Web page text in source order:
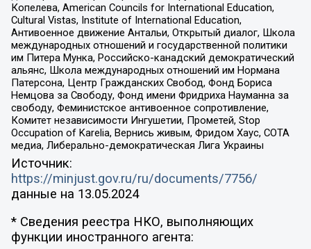
Копелева, American Councils for International Education,
Cultural Vistas, Institute of International Education,
Антивоенное движение Антальи, Открытый диалог, Школа
международных отношений и государственной политики
им Питера Мунка, Российско-канадский демократический
альянс, Школа международных отношений им Нормана
Патерсона, Центр Гражданских Свобод, Фонд Бориса
Немцова за Свободу, Фонд имени Фридриха Науманна за
свободу, Феминистское антивоенное сопротивление,
Комитет независимости Ингушетии, Прометей, Stop
Occupation of Karelia, Вернись живым, Фридом Хаус, СОТА
медиа, Либерально-демократическая Лига Украины
Источник:
https://minjust.gov.ru/ru/documents/7756/
данные на 13.05.2024
* Сведения реестра НКО, выполняющих
функции иностранного агента: